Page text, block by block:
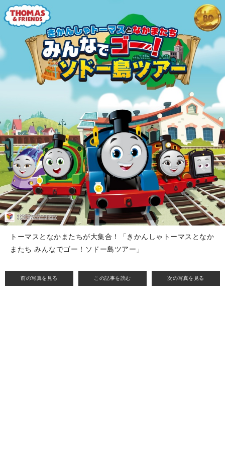
前の写真を見る この記事を読む 次の写真を見る
トーマスとなかまたちが大集合！「きかんしゃトーマスとなか
またち みんなでゴー！ソドー島ツアー」